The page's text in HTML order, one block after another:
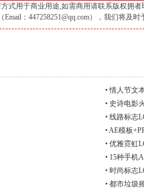
式用于商业用途,如需商用请联系版权拥者
：447258251@qq.com），我们将及时
•情人节文
• 史诗电影
•线路标志
•AE模板
•优雅霓虹
• 15种手机
• 时尚标志
•都市垃圾